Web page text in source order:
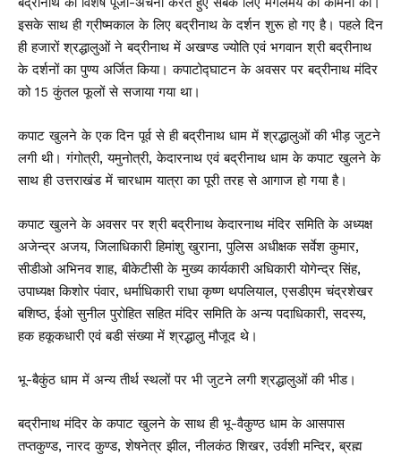
इसके साथ ही ग्रीष्मकाल के लिए बद्रीनाथ के दर्शन शुरू हो गए है। पहले दिन
ही हजारों श्रद्धालुओं ने बद्रीनाथ में अखण्ड ज्योति एवं भगवान श्री बद्रीनाथ
के दर्शनों का पुण्य अर्जित किया। कपाटोद्घाटन के अवसर पर बद्रीनाथ मंदिर
को 15 कुंतल फूलों से सजाया गया था।
कपाट खुलने के एक दिन पूर्व से ही बद्रीनाथ धाम में श्रद्धालुओं की भीड़ जुटने
लगी थी। गंगोत्री, यमुनोत्री, केदारनाथ एवं बद्रीनाथ धाम के कपाट खुलने के
साथ ही उत्तराखंड में चारधाम यात्रा का पूरी तरह से आगाज हो गया है।
कपाट खुलने के अवसर पर श्री बद्रीनाथ केदारनाथ मंदिर समिति के अध्यक्ष
अजेन्द्र अजय, जिलाधिकारी हिमांशु खुराना, पुलिस अधीक्षक सर्वेश कुमार,
सीडीओ अभिनव शाह, बीकेटीसी के मुख्य कार्यकारी अधिकारी योगेन्द्र सिंह,
उपाध्यक्ष किशोर पंवार, धर्माधिकारी राधा कृष्ण थपलियाल, एसडीएम चंद्रशेखर
बशिष्ठ, ईओ सुनील पुरोहित सहित मंदिर समिति के अन्य पदाधिकारी, सदस्य,
हक हकूकधारी एवं बडी संख्या में श्रद्धालु मौजूद थे।
भू-बैकुंठ धाम में अन्य तीर्थ स्थलों पर भी जुटने लगी श्रद्धालुओं की भीड।
बद्रीनाथ मंदिर के कपाट खुलने के साथ ही भू-वैकुण्ठ धाम के आसपास
तप्तकुण्ड, नारद कुण्ड, शेषनेत्र झील, नीलकंठ शिखर, उर्वशी मन्दिर, ब्रह्म